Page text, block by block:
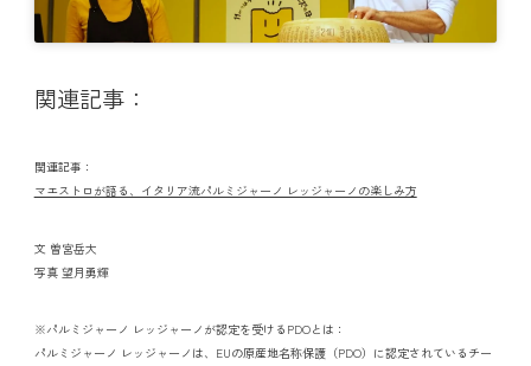
関連記事：
関連記事：
マエストロが語る、イタリア流パルミジャーノ レッジャーノの楽しみ方
文 曽宮岳大
写真 望月勇輝
※パルミジャーノ レッジャーノが認定を受けるPDOとは：
パルミジャーノ レッジャーノは、EUの原産地名称保護（PDO）に認定されているチー